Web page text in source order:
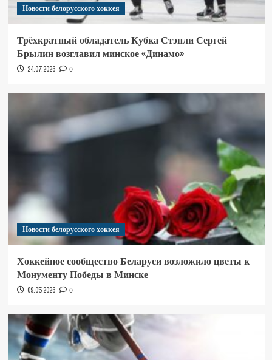
Новости белорусского хоккея
Трёхкратный обладатель Кубка Стэнли Сергей
Брылин возглавил минское «Динамо»
24.07.2026 0
Новости белорусского хоккея
Хоккейное сообщество Беларуси возложило цветы к
Монументу Победы в Минске
09.05.2026 0